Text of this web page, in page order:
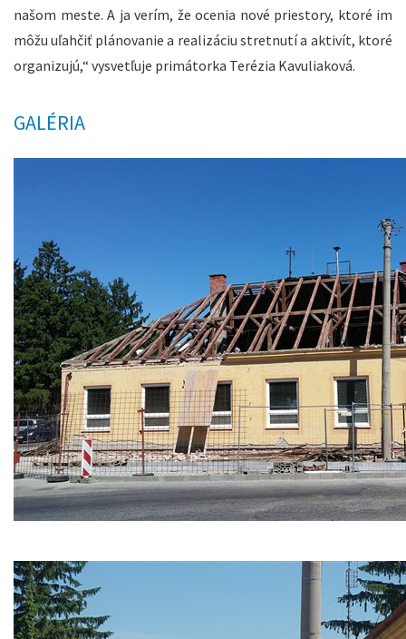
našom meste. A ja verím, že ocenia nové priestory, ktoré im
môžu uľahčiť plánovanie a realizáciu stretnutí a aktivít, ktoré
organizujú,“ vysvetľuje primátorka Terézia Kavuliaková.
GALÉRIA